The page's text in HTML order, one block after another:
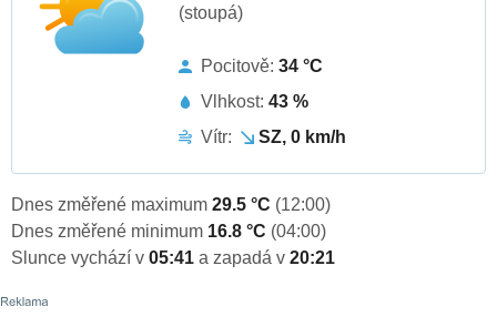
(stoupá)
Pocitově: 34 °C
Vlhkost: 43 %
Vítr:
SZ, 0 km/h
Dnes změřené maximum 29.5 °C (12:00)
Dnes změřené minimum 16.8 °C (04:00)
Slunce vychází v 05:41 a zapadá v 20:21